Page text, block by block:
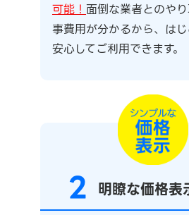
可能！面倒な業者とのや
事費用が分かるから、は
安心してご利用できます。
2 明瞭な価格表